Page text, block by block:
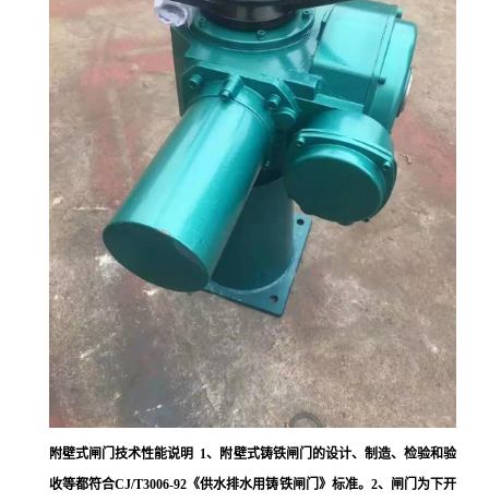
附壁式闸门技术性能说明 1、附壁式铸铁闸门的设计、制造、检验和验
收等都符合CJ/T3006-92《供水排水用铸铁闸门》标准。2、闸门为下开